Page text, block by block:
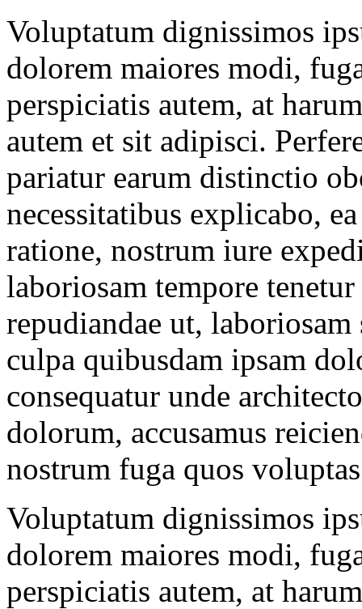
Voluptatum dignissimos
dolorem maiores modi,
perspiciatis autem, at
autem et sit adipisci.
pariatur earum distinctio
necessitatibus explicabo,
ratione, nostrum iure
laboriosam tempore
repudiandae ut,
culpa quibusdam ipsam
consequatur unde
dolorum, accusamus
nostrum fuga quos
Voluptatum dignissimos
dolorem maiores modi,
perspiciatis autem, at